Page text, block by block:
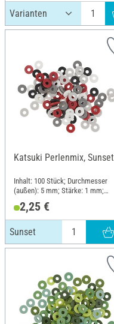
Katsuki Perlenmix, Sunset
Inhalt: 100 Stück; Durchmesser
(außen): 5 mm; Stärke: 1 mm;
Material: Gummi
2,25 €
Sunset